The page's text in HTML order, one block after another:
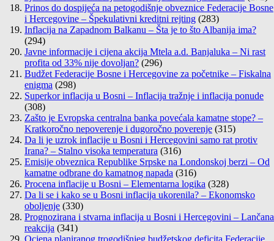
Prinos do dospijeća na petogodišnje obveznice Federacije Bosne
i Hercegovine – Špekulativni kreditni rejting (283)
Inflacija na Zapadnom Balkanu – Šta je to što Albanija ima?
(294)
Javne informacije i cijena akcija Mtela a.d. Banjaluka – Ni rast
profita od 33% nije dovoljan? (296)
Budžet Federacije Bosne i Hercegovine za početnike – Fiskalna
enigma (298)
Superkor inflacija u Bosni – Inflacija tražnje i inflacija ponude
(308)
Zašto je Evropska centralna banka povećala kamatne stope? –
Kratkoročno nepoverenje i dugoročno poverenje (315)
Da li je uzrok inflacije u Bosni i Hercegovini samo rat protiv
Irana? – Stalno visoka temperatura (316)
Emisije obveznica Republike Srpske na Londonskoj berzi – Od
kamatne odbrane do kamatnog napada (316)
Procena inflacije u Bosni – Elementarna logika (328)
Da li se i kako se u Bosni inflacija ukorenila? – Ekonomsko
oboljenje (330)
Prognozirana i stvarna inflacija u Bosni i Hercegovini – Lančana
reakcija (341)
Ocjena planiranog trogodišnjeg budžetskog deficita Federacije